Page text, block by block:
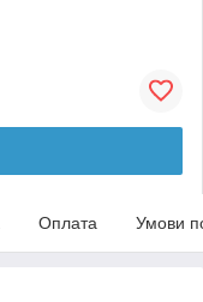
Оплата Умови